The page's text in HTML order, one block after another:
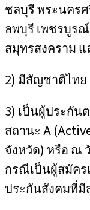
ชลบุรี พระนคร
ลพบุรี เพชรบูร
สมุทรสงคราม
2) มีสัญชาติไทย
3) เป็นผู้ประกัน
สถานะ A
จังหวัด) หรือ ณ
กรณีเป็นผู้สมัคร
ประกันสังคมที่มี